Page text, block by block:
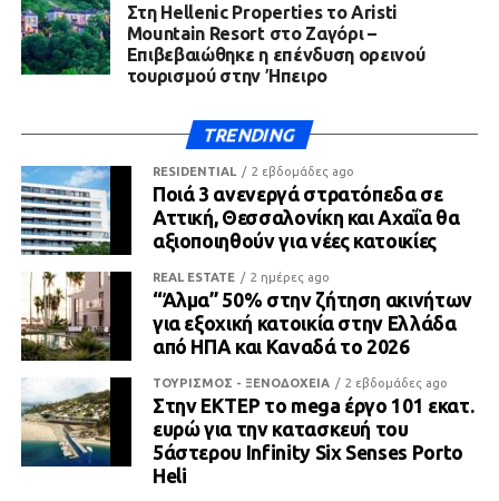
Στη Hellenic Properties το Aristi
Mountain Resort στο Ζαγόρι –
Επιβεβαιώθηκε η επένδυση ορεινού
τουρισμού στην Ήπειρο
TRENDING
RESIDENTIAL 2 εβδομάδες ago
Ποιά 3 ανενεργά στρατόπεδα σε
Αττική, Θεσσαλονίκη και Αχαΐα θα
αξιοποιηθούν για νέες κατοικίες
REAL ESTATE 2 ημέρες ago
“Άλμα” 50% στην ζήτηση ακινήτων
για εξοχική κατοικία στην Ελλάδα
από ΗΠΑ και Καναδά το 2026
ΤΟΥΡΙΣΜΟΣ - ΞΕΝΟΔΟΧΕΙΑ 2 εβδομάδες ago
Στην ΕΚΤΕΡ το mega έργο 101 εκατ.
ευρώ για την κατασκευή του
5άστερου Infinity Six Senses Porto
Heli